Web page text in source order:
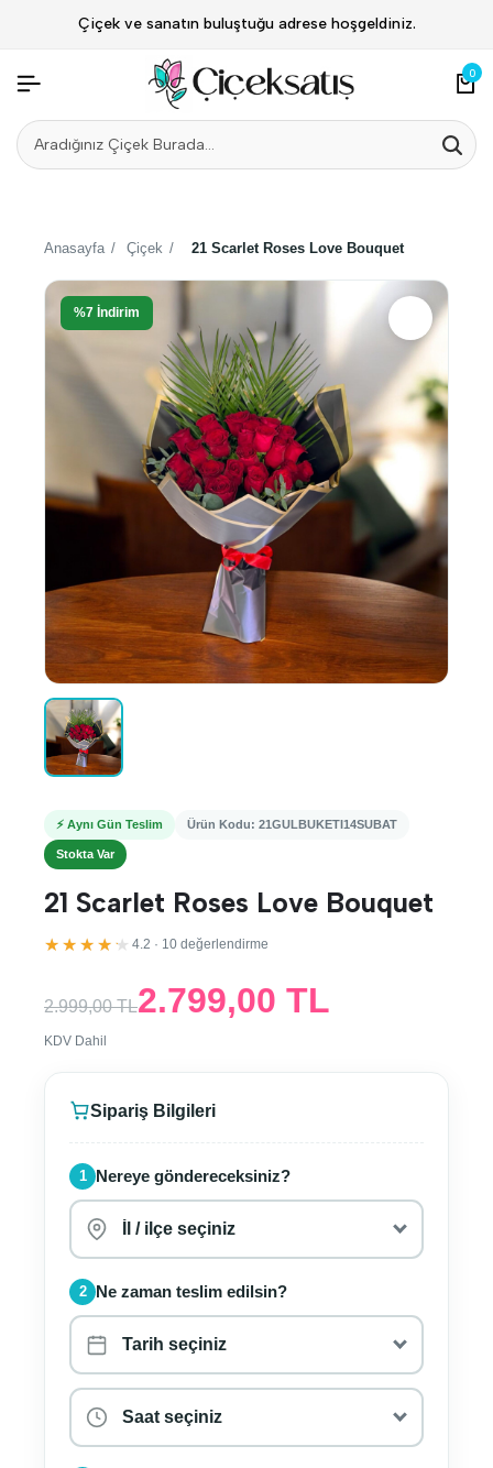
Çiçek ve sanatın buluştuğu adrese hoşgeldiniz.
0
Anasayfa / Çiçek / 21 Scarlet Roses Love Bouquet
%7 İndirim
⚡ Aynı Gün Teslim Ürün Kodu: 21GULBUKETI14SUBAT
Stokta Var
21 Scarlet Roses Love Bouquet
★★★★★ 4.2 · 10 değerlendirme
2.999,00 TL2.799,00 TL
KDV Dahil
Sipariş Bilgileri
1 Nereye göndereceksiniz?
2 Ne zaman teslim edilsin?